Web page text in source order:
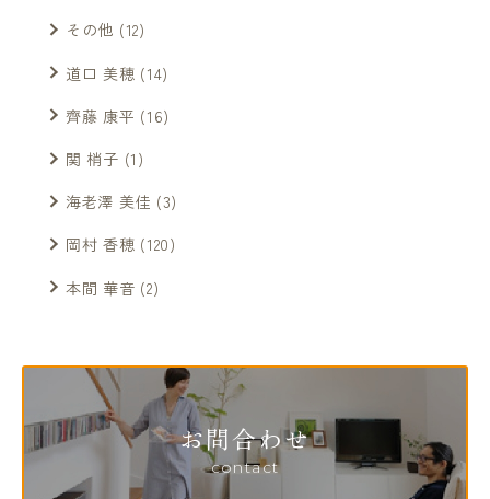
その他 (12)
道口 美穂 (14)
齊藤 康平 (16)
関 梢子 (1)
海老澤 美佳 (3)
岡村 香穂 (120)
本間 華音 (2)
お問合わせ
contact